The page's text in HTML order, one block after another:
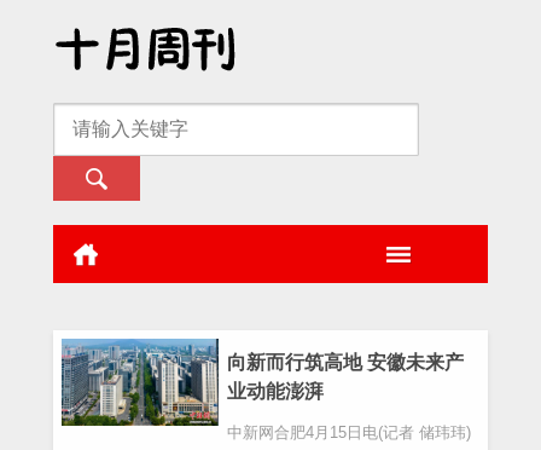
向新而行筑高地 安徽未来产
业动能澎湃
中新网合肥4月15日电(记者 储玮玮)